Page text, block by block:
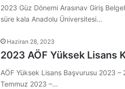
2023 Güz Dönemi Arasınav Giriş
süre kala Anadolu Üniversitesi…
Haziran 28, 2023
2023 AÖF Yüksek Lisans
AÖF Yüksek Lisans Başvurusu 2023 –
Temmuz 2023 –…